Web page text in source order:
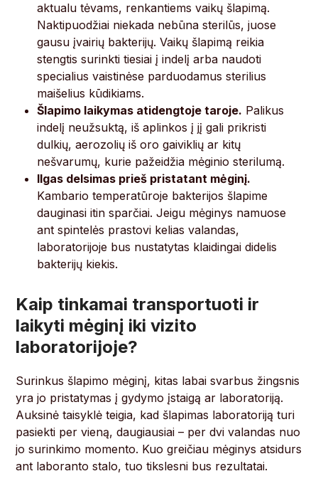
aktualu tėvams, renkantiems vaikų šlapimą.
Naktipuodžiai niekada nebūna sterilūs, juose
gausu įvairių bakterijų. Vaikų šlapimą reikia
stengtis surinkti tiesiai į indelį arba naudoti
specialius vaistinėse parduodamus sterilius
maišelius kūdikiams.
Šlapimo laikymas atidengtoje taroje. Palikus
indelį neužsuktą, iš aplinkos į jį gali prikristi
dulkių, aerozolių iš oro gaiviklių ar kitų
nešvarumų, kurie pažeidžia mėginio sterilumą.
Ilgas delsimas prieš pristatant mėginį.
Kambario temperatūroje bakterijos šlapime
dauginasi itin sparčiai. Jeigu mėginys namuose
ant spintelės prastovi kelias valandas,
laboratorijoje bus nustatytas klaidingai didelis
bakterijų kiekis.
Kaip tinkamai transportuoti ir
laikyti mėginį iki vizito
laboratorijoje?
Surinkus šlapimo mėginį, kitas labai svarbus žingsnis
yra jo pristatymas į gydymo įstaigą ar laboratoriją.
Auksinė taisyklė teigia, kad šlapimas laboratoriją turi
pasiekti per vieną, daugiausiai – per dvi valandas nuo
jo surinkimo momento. Kuo greičiau mėginys atsidurs
ant laboranto stalo, tuo tikslesni bus rezultatai.